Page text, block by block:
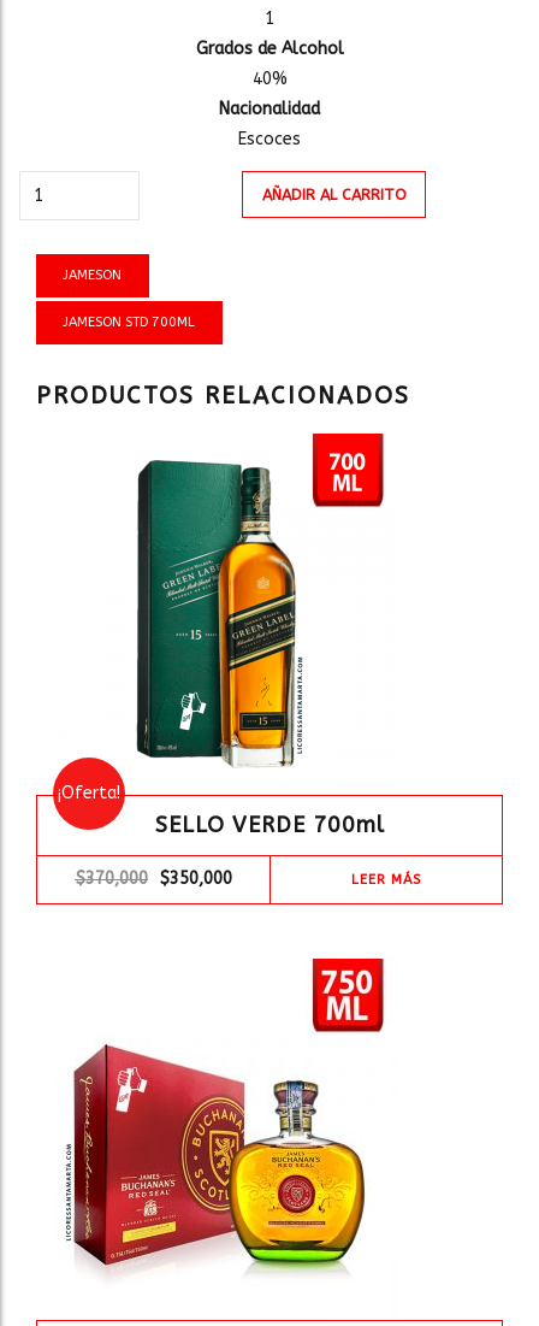
1
Grados de Alcohol
40%
Nacionalidad
Escoces
STD
cantidad
AÑADIR AL CARRITO
JAMESON
JAMESON STD 700ML
PRODUCTOS RELACIONADOS
¡Oferta!
SELLO VERDE 700ml
$370,000 $350,000 LEER MÁS